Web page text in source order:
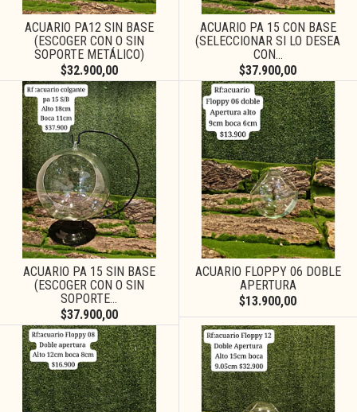
ACUARIO PA12 SIN BASE
(ESCOGER CON O SIN
SOPORTE METÁLICO)
$32.900,00
ACUARIO PA 15 CON BASE
(SELECCIONAR SI LO DESEA
CON...
$37.900,00
ACUARIO PA 15 SIN BASE
(ESCOGER CON O SIN
SOPORTE...
$37.900,00
ACUARIO FLOPPY 06 DOBLE
APERTURA
$13.900,00